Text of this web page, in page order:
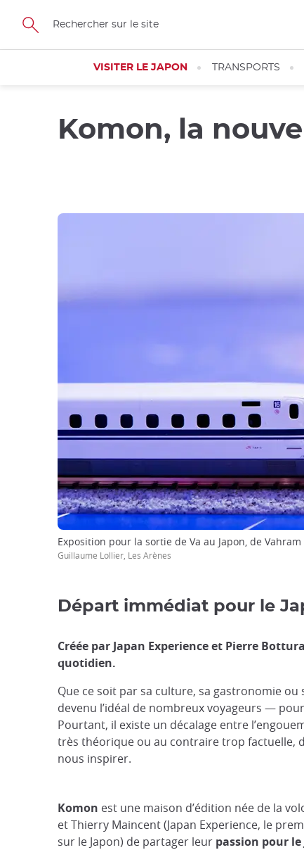
Skip
main
VISITER LE JAPON TRANSPORTS
Komon, la
Exposition pour la sortie de Va au Japon, de
Guillaume Lollier, Les Arènes
Départ immédiat pour le
Créée par Japan Experience et Pierre
quotidien.
Que ce soit par sa culture, sa gastronomie
devenu l’idéal de nombreux voyageurs —
Pourtant, il existe un décalage entre
très théorique ou au contraire trop factuelle,
nous inspirer.
Komon est une maison d’édition née de la
et Thierry Maincent (Japan Experience, le
sur le Japon) de partager leur passion pour le